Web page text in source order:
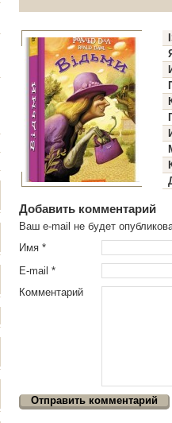
Добавить комментарий
Ваш e-mail не будет
Имя *
E-mail *
Комментарий